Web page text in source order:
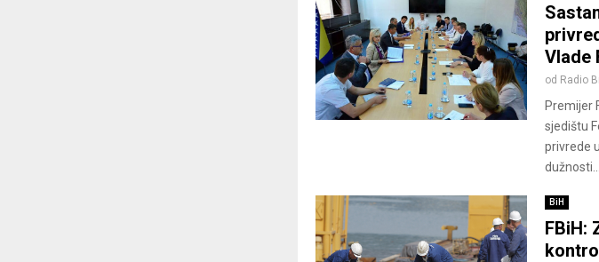
Vlade
od Radio
Premijer
sjedištu
privrede
dužnosti...
BiH
FBiH: